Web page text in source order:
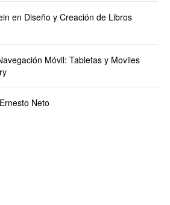
en Diseño y Creación de Libros
Móvil: Tabletas y Moviles
Ernesto Neto